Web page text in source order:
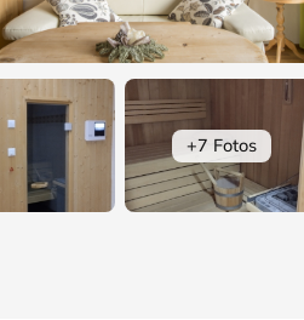
+7 Fotos